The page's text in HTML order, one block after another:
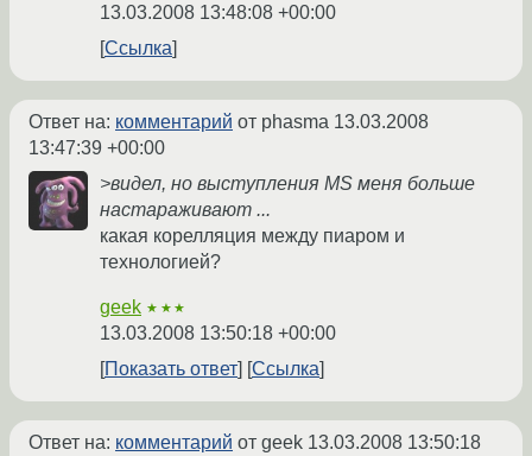
13.03.2008 13:48:08 +00:00
Ссылка
Ответ на: комментарий от phasma 13.03.2008
13:47:39 +00:00
>видел, но выступления MS меня больше
настараживают ...
какая корелляция между пиаром и
технологией?
geek ★★★
13.03.2008 13:50:18 +00:00
Показать ответ
Ссылка
Ответ на: комментарий от geek 13.03.2008 13:50:18